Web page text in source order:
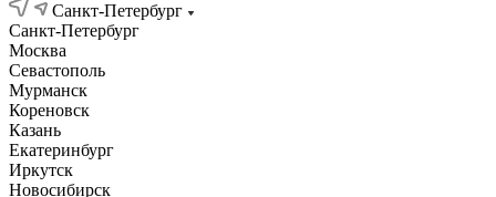
Санкт-Петербург
Санкт-Петербург
Москва
Севастополь
Мурманск
Кореновск
Казань
Екатеринбург
Иркутск
Новосибирск